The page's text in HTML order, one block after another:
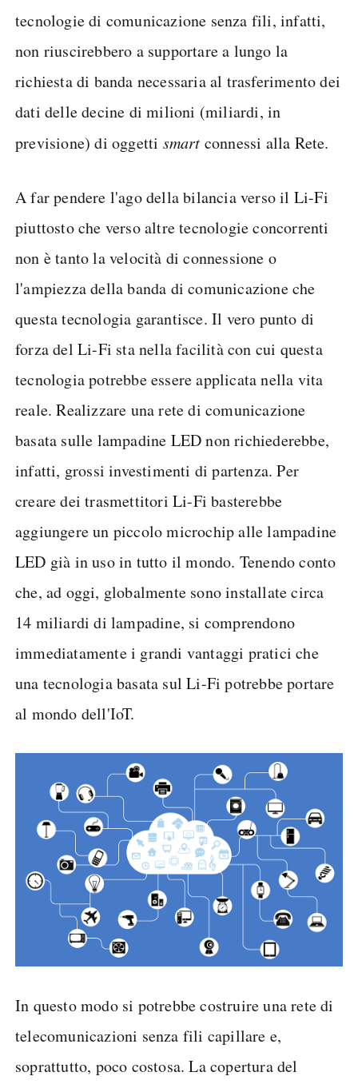
tecnologie di comunicazione senza fili, infatti,
non riuscirebbero a supportare a lungo la
richiesta di banda necessaria al trasferimento dei
dati delle decine di milioni (miliardi, in
previsione) di oggetti smart connessi alla Rete.
A far pendere l'ago della bilancia verso il Li-Fi
piuttosto che verso altre tecnologie concorrenti
non è tanto la velocità di connessione o
l'ampiezza della banda di comunicazione che
questa tecnologia garantisce. Il vero punto di
forza del Li-Fi sta nella facilità con cui questa
tecnologia potrebbe essere applicata nella vita
reale. Realizzare una rete di comunicazione
basata sulle lampadine LED non richiederebbe,
infatti, grossi investimenti di partenza. Per
creare dei trasmettitori Li-Fi basterebbe
aggiungere un piccolo microchip alle lampadine
LED già in uso in tutto il mondo. Tenendo conto
che, ad oggi, globalmente sono installate circa
14 miliardi di lampadine, si comprendono
immediatamente i grandi vantaggi pratici che
una tecnologia basata sul Li-Fi potrebbe portare
al mondo dell'IoT.
In questo modo si potrebbe costruire una rete di
telecomunicazioni senza fili capillare e,
soprattutto, poco costosa. La copertura del